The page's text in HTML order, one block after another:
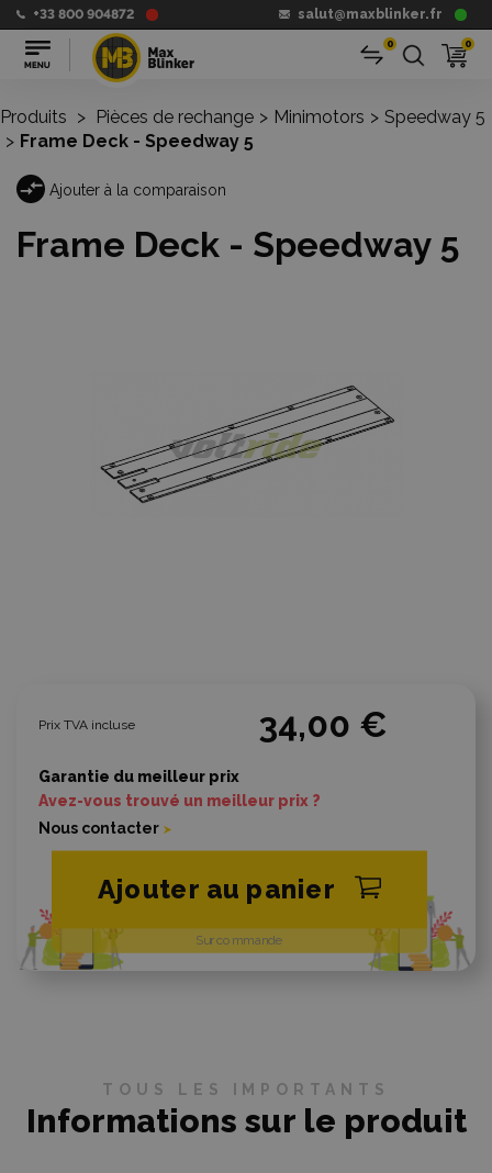
+33 800 904872 salut@maxblinker.fr
0 0
Produits > Pièces de rechange > Minimotors > Speedway 5
> Frame Deck - Speedway 5
Ajouter à la comparaison
Frame Deck - Speedway 5
Prix TVA incluse 34,00 €
Sur commande
Ajouter au panier
Garantie du meilleur prix
Avez-vous trouvé un meilleur prix ?
Nous contacter
TOUS LES IMPORTANTS
Informations sur le produit